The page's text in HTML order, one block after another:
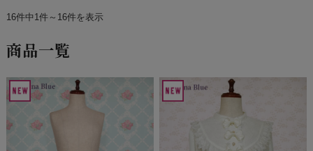
16件中1件～16件を表示
商品一覧